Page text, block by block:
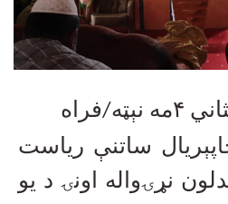
۴مه نېټه/فراه
ساتنې ریاست
نړۍواله اونۍ د یو